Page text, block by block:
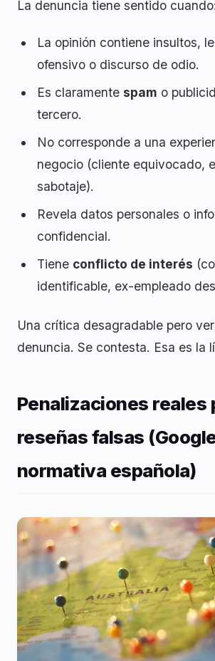
La denuncia tiene sentido cuando:
La opinión contiene insultos,
ofensivo o discurso de odio.
Es claramente spam o
tercero.
No corresponde a una
negocio (cliente equivocado,
sabotaje).
Revela datos personales o
confidencial.
Tiene conflicto de interés
identificable, ex-empleado
Una crítica desagradable pero
denuncia. Se contesta. Esa es la
Penalizaciones reales
reseñas falsas
normativa española)